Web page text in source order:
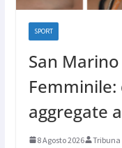
SPORT
San
aggregate
8 Agosto 2026 Tribuna